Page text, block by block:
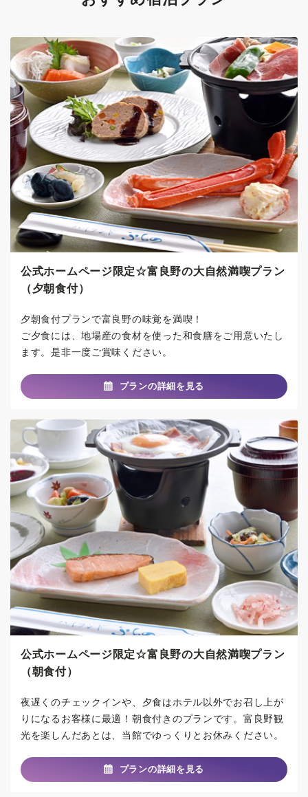
公式ホームページ限定☆富良野の大自然満喫プラン
（夕朝食付）
夕朝食付プランで富良野の味覚を満喫！
ご夕食には、地場産の食材を使った和食膳をご用意いたし
ます。是非一度ご賞味ください。
プランの詳細を見る
公式ホームページ限定☆富良野の大自然満喫プラン
（朝食付）
夜遅くのチェックインや、夕食はホテル以外でお召し上が
りになるお客様に最適！朝食付きのプランです。富良野観
光を楽しんだあとは、当館でゆっくりとお休みください。
プランの詳細を見る